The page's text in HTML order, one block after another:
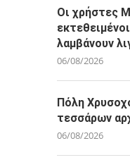
Οι χρήστες
λαμβάνουν
06/08/2026
Πόλη
τεσσάρων
06/08/2026